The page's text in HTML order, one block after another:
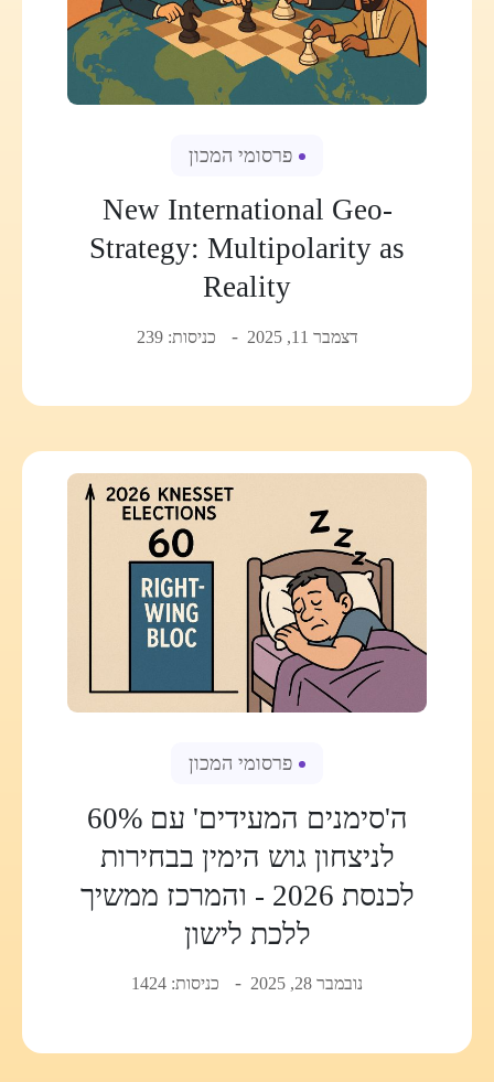
פרסומי המכון
New International Geo-
Strategy: Multipolarity as
Reality
דצמבר 11, 2025 כניסות: 239
פרסומי המכון
ה'סימנים המעידים' עם 60%
לניצחון גוש הימין בבחירות
לכנסת 2026 - והמרכז ממשיך
ללכת לישון
נובמבר 28, 2025 כניסות: 1424